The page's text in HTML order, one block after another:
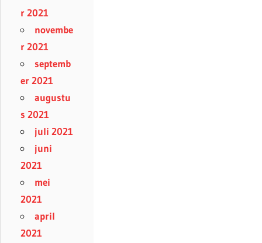
r 2021
novembe
r 2021
septemb
er 2021
augustu
s 2021
juli 2021
juni
2021
mei
2021
april
2021